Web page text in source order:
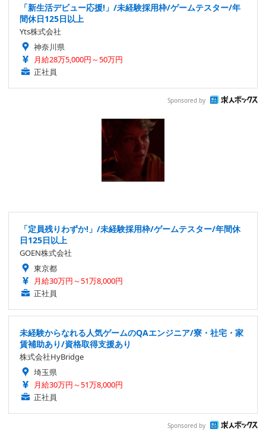
「新生活デビュー応援!」/未経験採用枠/ゲームテスター/年
間休日125日以上
Yts株式会社
神奈川県
月給28万5,000円～50万円
正社員
Sponsored by
「定員残りわずか!」/未経験採用枠/ゲームテスター/年間休
日125日以上
GOEN株式会社
東京都
月給30万円～51万8,000円
正社員
未経験からなれる人気ゲームのQAエンジニア/寮・社宅・家
賃補助あり/資格取得支援あり
株式会社HyBridge
埼玉県
月給30万円～51万8,000円
正社員
Sponsored by